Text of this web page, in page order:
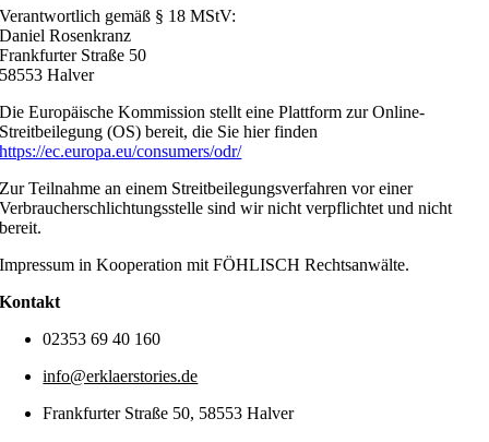
Verantwortlich gemäß § 18 MStV:
Daniel Rosenkranz
Frankfurter Straße 50
58553 Halver
Die Europäische Kommission stellt eine Plattform zur Online-
Streitbeilegung (OS) bereit, die Sie hier finden
https://ec.europa.eu/consumers/odr/
Zur Teilnahme an einem Streitbeilegungsverfahren vor einer
Verbraucherschlichtungsstelle sind wir nicht verpflichtet und nicht
bereit.
Impressum in Kooperation mit FÖHLISCH Rechtsanwälte.
Kontakt
02353 69 40 160
info@erklaerstories.de
Frankfurter Straße 50, 58553 Halver